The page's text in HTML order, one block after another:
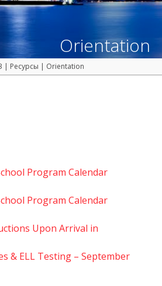
Orientation
| Ресурсы | Orientation
Program Calendar
Program Calendar
Upon Arrival in
& ELL Testing – September